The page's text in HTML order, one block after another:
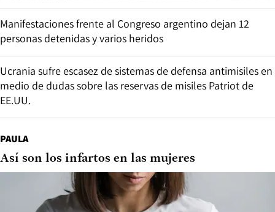
Manifestaciones frente al Congreso argentino dejan 12
personas detenidas y varios heridos
Ucrania sufre escasez de sistemas de defensa antimisiles en
medio de dudas sobre las reservas de misiles Patriot de
EE.UU.
PAULA
Así son los infartos en las mujeres